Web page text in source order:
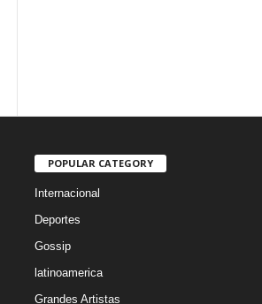
POPULAR CATEGORY
Internacional
Deportes
Gossip
latinoamerica
Grandes Artistas